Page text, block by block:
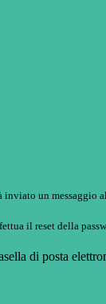
inviato un messaggio
il reset della
di posta